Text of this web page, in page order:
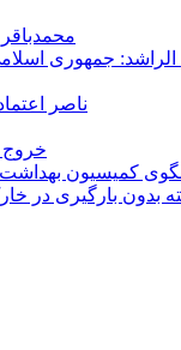
الراشد: جمهوری
ناصر
خروج
کمیسیون بهداشت مجلس: حذف ارز دارو
بدون بارگیری در